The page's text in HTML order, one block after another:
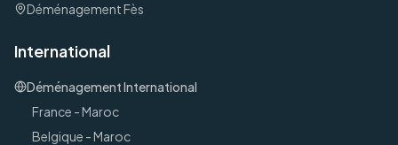
DéménagementFès
International
Déménagement International
France - Maroc
Belgique - Maroc